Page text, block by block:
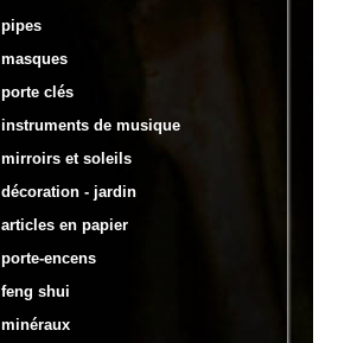
pipes
masques
porte clés
instruments de musique
mirroirs et soleils
décoration - jardin
articles en papier
porte-encens
feng shui
minéraux